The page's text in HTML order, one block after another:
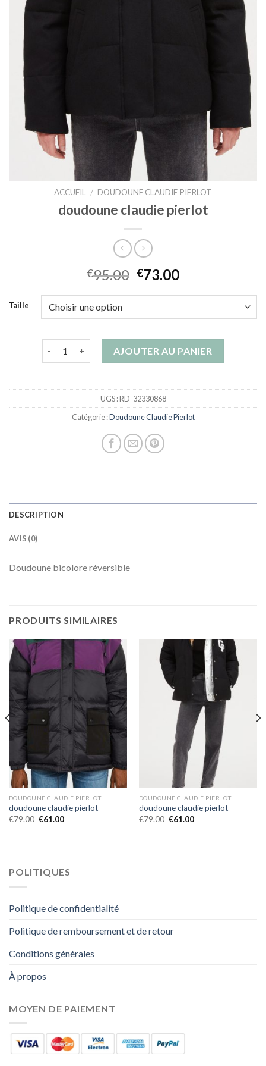
ACCUEIL / DOUDOUNE CLAUDIE PIERLOT
doudoune claudie pierlot
€95.00 €73.00
Taille
AJOUTER AU PANIER
UGS :RD-32330868
Catégorie :Doudoune Claudie Pierlot
DESCRIPTION
AVIS (0)
Doudoune bicolore réversible
PRODUITS SIMILAIRES
DOUDOUNE CLAUDIE PIERLOT
doudoune claudie pierlot
€79.00 €61.00
DOUDOUNE CLAUDIE PIERLOT
doudoune claudie pierlot
€79.00 €61.00
POLITIQUES
Politique de confidentialité
Politique de remboursement et de retour
Conditions générales
À propos
MOYEN DE PAIEMENT